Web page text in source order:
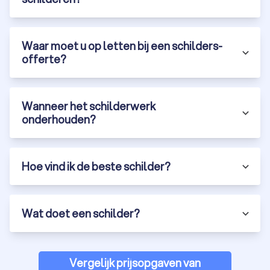
Waar moet u op letten bij een schilders-
offerte?
Wanneer het schilderwerk
onderhouden?
Hoe vind ik de beste schilder?
Wat doet een schilder?
Vergelijk prijsopgaven van